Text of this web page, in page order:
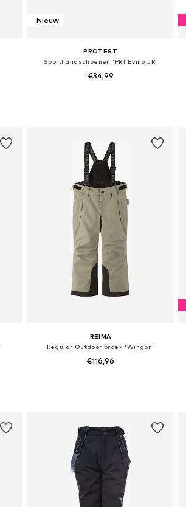
Nieuw
PROTEST
Sporthandschoenen 'PRTEvino JR'
€34,99
REIMA
Regular Outdoor broek 'Wingon'
€116,96